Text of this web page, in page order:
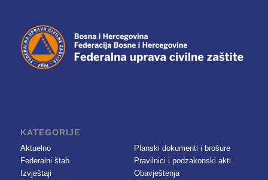
KATEGORIJE
Aktuelno
Federalni štab
Izvještaji
Planski dokumenti i brošure
Pravilnici i podzakonski akti
Obavještenja